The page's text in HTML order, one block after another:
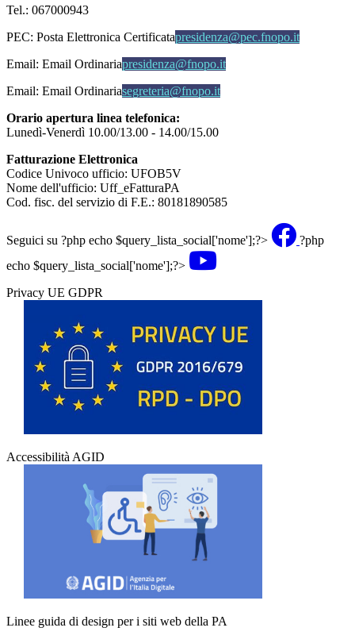
Tel.: 067000943
PEC: Posta Elettronica Certificatapresidenza@pec.fnopo.it
Email: Email Ordinariapresidenza@fnopo.it
Email: Email Ordinariasegreteria@fnopo.it
Orario apertura linea telefonica:
Lunedì-Venerdì 10.00/13.00 - 14.00/15.00
Fatturazione Elettronica
Codice Univoco ufficio: UFOB5V
Nome dell'ufficio: Uff_eFatturaPA
Cod. fisc. del servizio di F.E.: 80181890585
Seguici su ?php echo $query_lista_social['nome'];?>
?php
echo $query_lista_social['nome'];?>
Privacy UE GDPR
Accessibilità AGID
Linee guida di design per i siti web della PA